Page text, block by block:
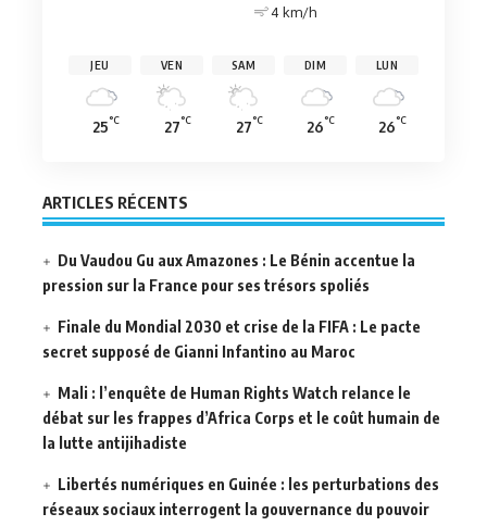
4 km/h
JEU
25°C
VEN
27°C
SAM
27°C
DIM
26°C
LUN
26°C
ARTICLES RÉCENTS
Du Vaudou Gu aux Amazones : Le Bénin accentue la
pression sur la France pour ses trésors spoliés
Finale du Mondial 2030 et crise de la FIFA : Le pacte
secret supposé de Gianni Infantino au Maroc
Mali : l’enquête de Human Rights Watch relance le
débat sur les frappes d’Africa Corps et le coût humain de
la lutte antijihadiste
Libertés numériques en Guinée : les perturbations des
réseaux sociaux interrogent la gouvernance du pouvoir